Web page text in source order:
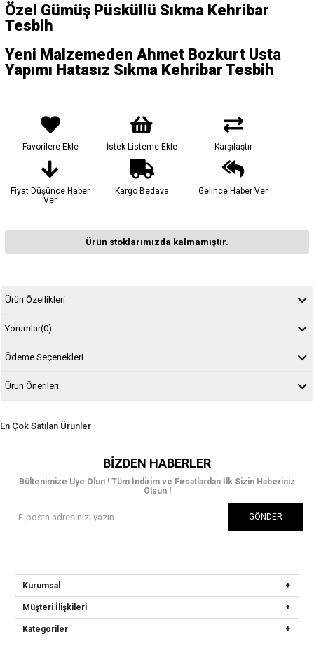
Özel Gümüş Püsküllü Sıkma Kehribar
Tesbih
Yeni Malzemeden Ahmet Bozkurt Usta
Yapımı Hatasız Sıkma Kehribar Tesbih
Favorilere Ekle İstek Listeme Ekle Karşılaştır
Fiyat Düşünce Haber
Ver
Kargo Bedava Gelince Haber Ver
Ürün stoklarımızda kalmamıştır.
Ürün Özellikleri
Yorumlar(0)
Ödeme Seçenekleri
Ürün Önerileri
En Çok Satılan Ürünler
BIZDEN HABERLER
Bültenimize Üye Olun ! Tüm İndirim ve Fırsatlardan İlk Sizin Haberiniz
Olsun !
GÖNDER
Kurumsal
Müşteri İlişkileri
Kategoriler